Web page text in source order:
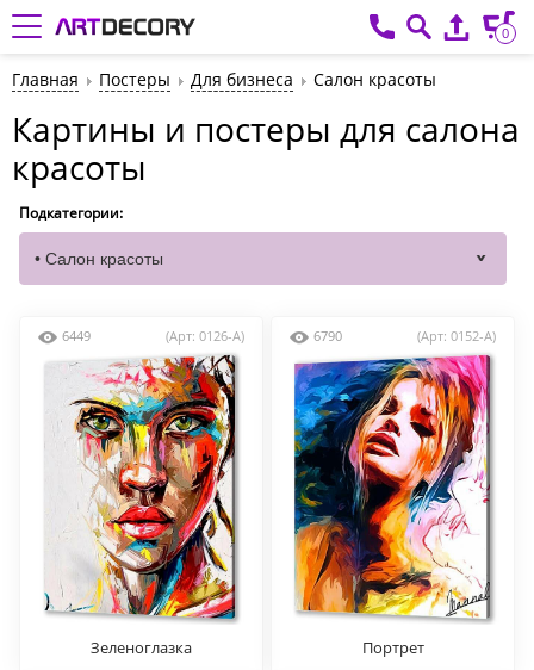
0
Главная Постеры Для бизнеса Салон красоты
Картины и постеры для салона
красоты
Подкатегории:
6449 (Арт: 0126-A)
Зеленоглазка
6790 (Арт: 0152-A)
Портрет